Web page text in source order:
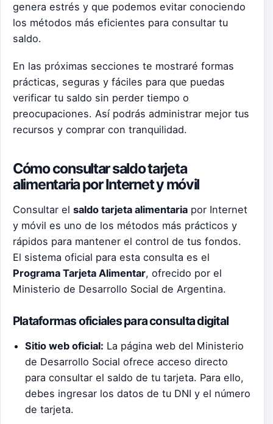
genera estrés y que podemos evitar conociendo
los métodos más eficientes para consultar tu
saldo.
En las próximas secciones te mostraré formas
prácticas, seguras y fáciles para que puedas
verificar tu saldo sin perder tiempo o
preocupaciones. Así podrás administrar mejor tus
recursos y comprar con tranquilidad.
Cómo consultar saldo tarjeta
alimentaria por Internet y móvil
Consultar el saldo tarjeta alimentaria por Internet
y móvil es uno de los métodos más prácticos y
rápidos para mantener el control de tus fondos.
El sistema oficial para esta consulta es el
Programa Tarjeta Alimentar, ofrecido por el
Ministerio de Desarrollo Social de Argentina.
Plataformas oficiales para consulta digital
Sitio web oficial: La página web del Ministerio
de Desarrollo Social ofrece acceso directo
para consultar el saldo de tu tarjeta. Para ello,
debes ingresar los datos de tu DNI y el número
de tarjeta.